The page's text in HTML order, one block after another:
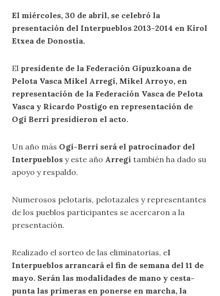
El miércoles, 30 de abril, se celebró la
presentación del Interpueblos 2013-2014 en Kirol
Etxea de Donostia.
El presidente de la Federación Gipuzkoana de
Pelota Vasca Mikel Arregi, Mikel Arroyo, en
representación de la Federación Vasca de Pelota
Vasca y Ricardo Postigo en representación de
Ogi Berri presidieron el acto.
Un año más Ogi-Berri será el patrocinador del
Interpueblos y este año Arregi también ha dado su
apoyo y respaldo.
Numerosos pelotaris, pelotazales y representantes
de los pueblos participantes se acercaron a la
presentación.
Realizado el sorteo de las eliminatorias, el
Interpueblos arrancará el fin de semana del 11 de
mayo. Serán las modalidades de mano y cesta-
punta las primeras en ponerse en marcha, la